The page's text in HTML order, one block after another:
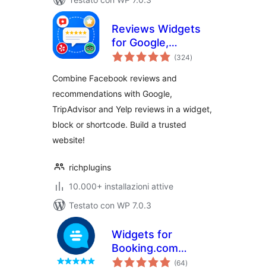
Reviews Widgets
for Google,
TripAdvisor, Yelp &
(324valutazioni
totali
)
Combine Facebook reviews and
recommendations with Google,
TripAdvisor and Yelp reviews in a widget,
block or shortcode. Build a trusted
website!
richplugins
10.000+ installazioni attive
Testato con WP 7.0.3
Widgets for
Booking.com
Reviews
(64valutazioni
totali
)